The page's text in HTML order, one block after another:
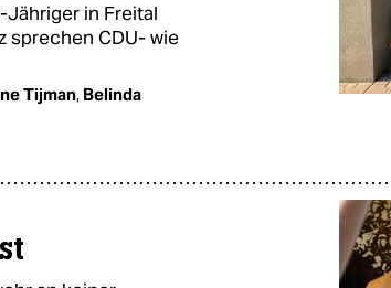
Jähriger in Freital
sprechen CDU- wie
Tijman, Belinda